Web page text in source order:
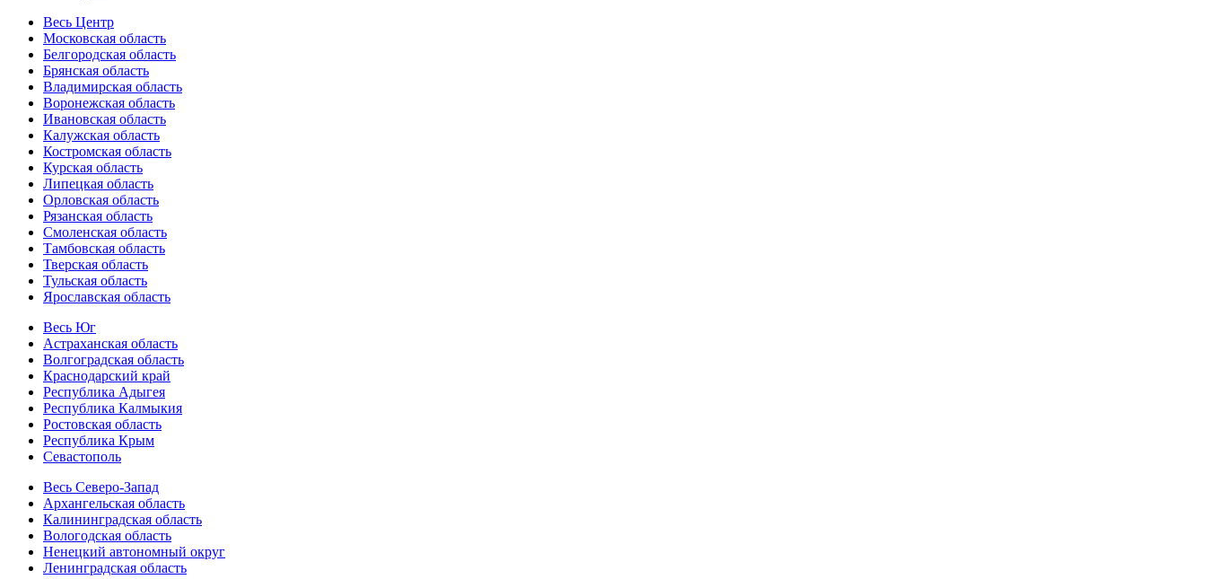
Весь Центр
Московская область
Белгородская область
Брянская область
Владимирская область
Воронежская область
Ивановская область
Калужская область
Костромская область
Курская область
Липецкая область
Орловская область
Рязанская область
Смоленская область
Тамбовская область
Тверская область
Тульская область
Ярославская область
Весь Юг
Астраханская область
Волгоградская область
Краснодарский край
Республика Адыгея
Республика Калмыкия
Ростовская область
Республика Крым
Севастополь
Весь Северо-Запад
Архангельская область
Калининградская область
Вологодская область
Ненецкий автономный округ
Ленинградская область